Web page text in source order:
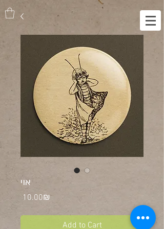
אוי
‏10.00 ‏₪ Price
Add to Cart